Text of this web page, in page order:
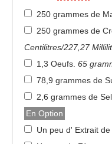
250 grammes de
250 grammes de
Centilitres/227,27
1,3 Oeufs. 65
78,9 grammes de
2,6 grammes de Sel
En Option
Un peu d' Extrait